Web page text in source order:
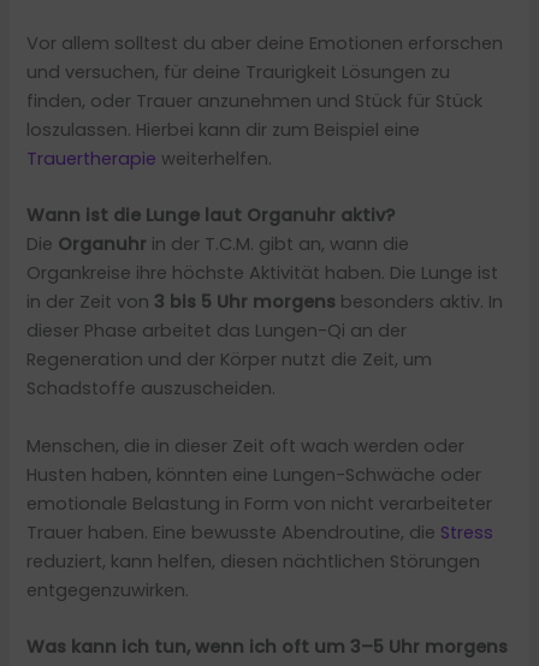
Vor allem solltest du aber deine Emotionen erforschen
und versuchen, für deine Traurigkeit Lösungen zu
finden, oder Trauer anzunehmen und Stück für Stück
loszulassen. Hierbei kann dir zum Beispiel eine
Trauertherapie weiterhelfen.
Wann ist die Lunge laut Organuhr aktiv?
Die Organuhr in der T.C.M. gibt an, wann die
Organkreise ihre höchste Aktivität haben. Die Lunge ist
in der Zeit von 3 bis 5 Uhr morgens besonders aktiv. In
dieser Phase arbeitet das Lungen-Qi an der
Regeneration und der Körper nutzt die Zeit, um
Schadstoffe auszuscheiden.
Menschen, die in dieser Zeit oft wach werden oder
Husten haben, könnten eine Lungen-Schwäche oder
emotionale Belastung in Form von nicht verarbeiteter
Trauer haben. Eine bewusste Abendroutine, die Stress
reduziert, kann helfen, diesen nächtlichen Störungen
entgegenzuwirken.
Was kann ich tun, wenn ich oft um 3–5 Uhr morgens